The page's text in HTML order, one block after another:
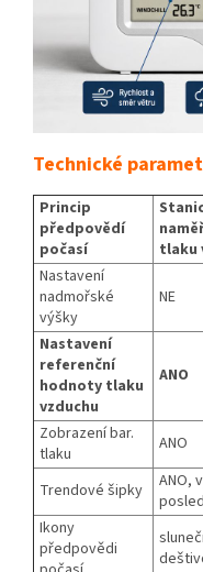
Technické
Princip
předpovědí
počasí
tlaku
Nastavení
nadmořské
výšky
NE
Nastavení
referenční
hodnoty tlaku
vzduchu
ANO
Zobrazení bar.
tlaku
ANO
Trendové šipky
ANO,
Ikony
předpovědi